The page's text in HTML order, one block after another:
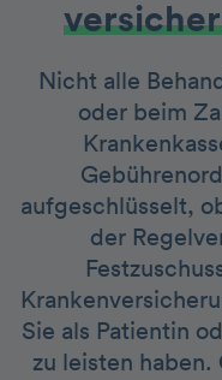
Nicht alle
oder beim
aufgeschlüsselt,
der
Sie als Patientin
zu leisten haben.